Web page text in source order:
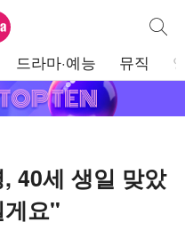
통합
드라마·예능 뮤직
40세 생일 맞았
요"